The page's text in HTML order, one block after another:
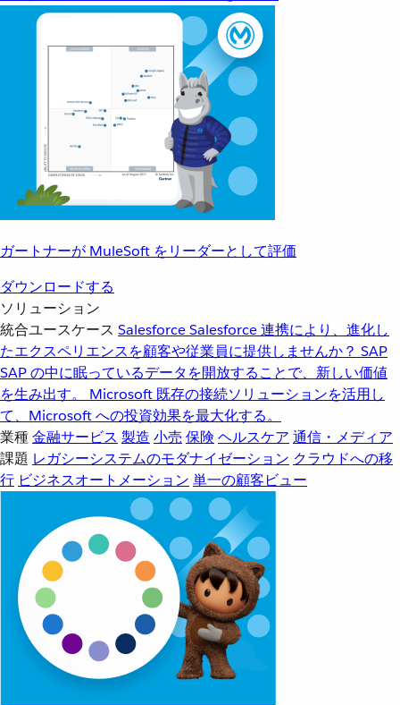
ガートナーが MuleSoft をリーダーとして評価
ダウンロードする
ソリューション
統合ユースケース SalesforceSalesforce 連携により、進化し
たエクスペリエンスを顧客や従業員に提供しませんか？ SAP
SAP の中に眠っているデータを開放することで、新しい価値
を生み出す。
Microsoft 既存の接続ソリューションを活用し
て、Microsoft への投資効果を最大化する。
業種金融サービス 製造 小売 保険 ヘルスケア 通信・メディア
課題 レガシーシステムのモダナイゼーション クラウドへの移
行 ビジネスオートメーション 単一の顧客ビュー